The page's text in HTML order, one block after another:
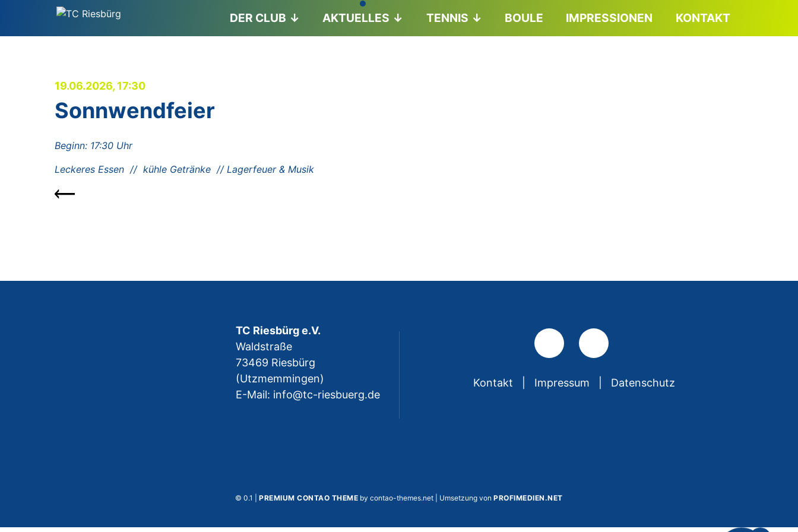
DER CLUB AKTUELLES TENNIS BOULE IMPRESSIONEN KONTAKT
19.06.2026, 17:30
Sonnwendfeier
Beginn: 17:30 Uhr
Leckeres Essen // kühle Getränke // Lagerfeuer & Musik
TC Riesbürg e.V.
Waldstraße
73469 Riesbürg
(Utzmemmingen)
E-Mail: info@tc-riesbuerg.de
Kontakt Impressum Datenschutz
© 0.1 |PREMIUM CONTAO THEME by contao-themes.net | Umsetzung vonPROFIMEDIEN.NET